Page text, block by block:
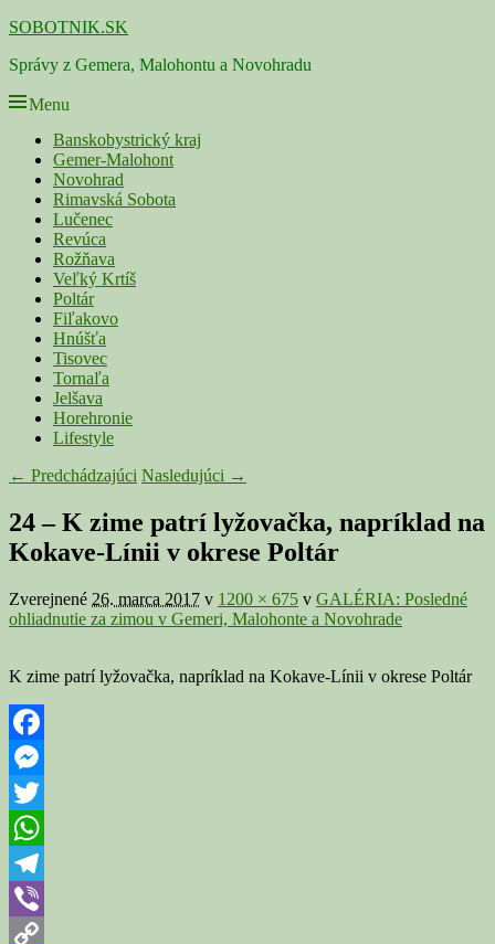
Skip
content
SOBOTNIK.SK
Správy z Gemera, Malohontu a Novohradu
Menu
Primárne
menu
Banskobystrický kraj
Gemer-Malohont
Novohrad
Rimavská Sobota
Lučenec
Revúca
Rožňava
Veľký Krtíš
Poltár
Fiľakovo
Hnúšťa
Tisovec
Tornaľa
Jelšava
Horehronie
Lifestyle
Navigácia
galérii
← Predchádzajúci Nasledujúci →
24 – K zime patrí lyžovačka, napríklad na
Kokave-Línii v okrese Poltár
Zverejnené 26. marca 2017 v 1200 × 675 v GALÉRIA: Posledné
ohliadnutie za zimou v Gemeri, Malohonte a Novohrade
K zime patrí lyžovačka, napríklad na Kokave-Línii v okrese Poltár
Facebook
Messenger
Twitter
WhatsApp
Telegram
Viber